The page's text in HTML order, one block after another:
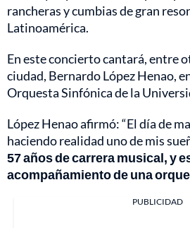
rancheras y cumbias de gran
Latinoamérica.
En este concierto cantará, entre
ciudad, Bernardo López Henao,
Orquesta Sinfónica de la
López Henao afirmó: “El día de
haciendo realidad uno de mis
57 años de carrera musical, y
acompañamiento de una
PUBLICIDAD